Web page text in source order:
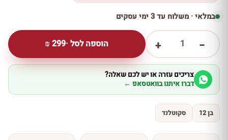
במלאי · משלוח עד 3 ימי עסקים
−
1
+ הוספה לסל ·299
₪
צריכים עזרה או יש לכם שאלה?
דברו איתנו בוואטסאפ ←
בן 12 סקוטלנד